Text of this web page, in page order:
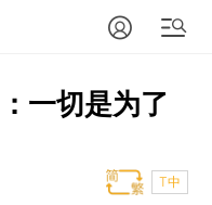
一切是为了
T中